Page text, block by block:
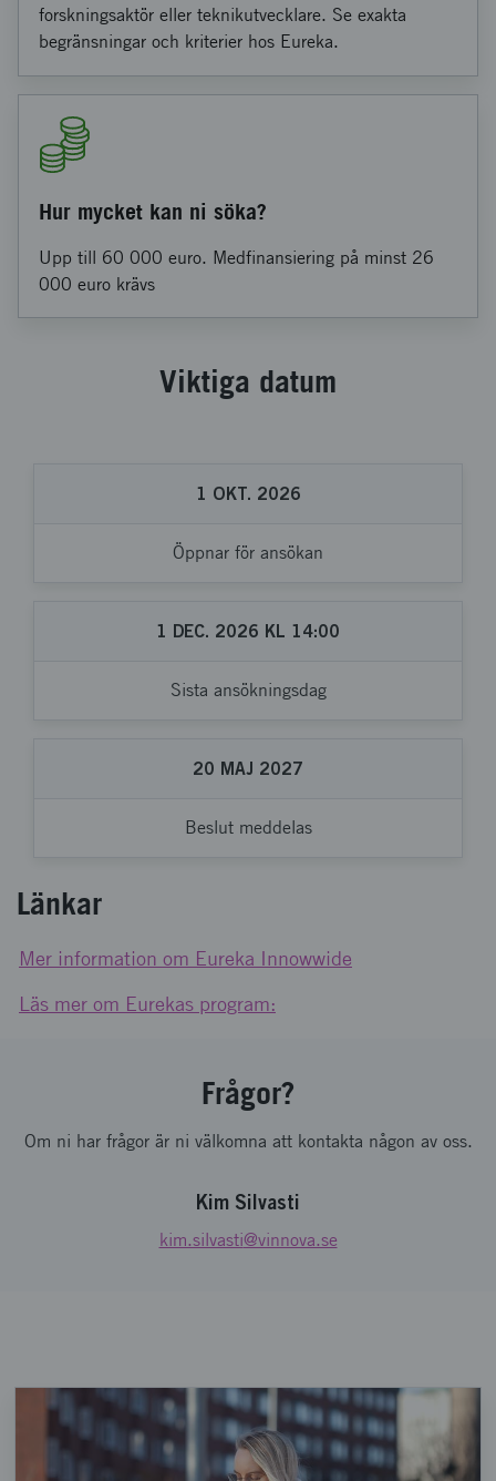
forskningsaktör eller teknikutvecklare. Se exakta
begränsningar och kriterier hos Eureka.
Hur mycket kan ni söka?
Upp till 60 000 euro. Medfinansiering på minst 26
000 euro krävs
Viktiga datum
1 OKT. 2026
Öppnar för ansökan
1 DEC. 2026 KL 14:00
Sista ansökningsdag
20 MAJ 2027
Beslut meddelas
Länkar
Mer information om Eureka Innowwide
Läs mer om Eurekas program:
Frågor?
Om ni har frågor är ni välkomna att kontakta någon av oss.
Kim Silvasti
kim.silvasti@vinnova.se